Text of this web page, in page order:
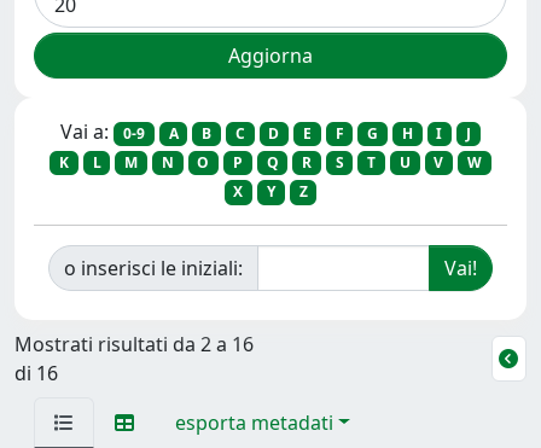
Vai a: 0-9 A B C D E F G H I
J
K
L M N O P Q R S T U V
W
X
Y Z
o inserisci le iniziali:
Mostrati risultati da 2 a 16
di 16
esporta metadati